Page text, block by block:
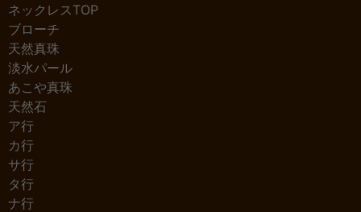
ネックレスTOP
ブローチ
天然真珠
淡水パール
あこや真珠
天然石
ア行
カ行
サ行
タ行
ナ行